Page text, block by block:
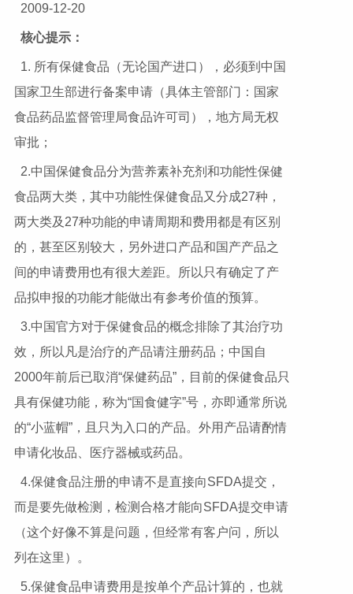
2009-12-20
核心提示：
1. 所有保健食品（无论国产进口），必须到中国
国家卫生部进行备案申请（具体主管部门：国家
食品药品监督管理局食品许可司），地方局无权
审批；
2.中国保健食品分为营养素补充剂和功能性保健
食品两大类，其中功能性保健食品又分成27种，
两大类及27种功能的申请周期和费用都是有区别
的，甚至区别较大，另外进口产品和国产产品之
间的申请费用也有很大差距。所以只有确定了产
品拟申报的功能才能做出有参考价值的预算。
3.中国官方对于保健食品的概念排除了其治疗功
效，所以凡是治疗的产品请注册药品；中国自
2000年前后已取消“保健药品”，目前的保健食品只
具有保健功能，称为“国食健字”号，亦即通常所说
的“小蓝帽”，且只为入口的产品。外用产品请酌情
申请化妆品、医疗器械或药品。
4.保健食品注册的申请不是直接向SFDA提交，
而是要先做检测，检测合格才能向SFDA提交申请
（这个好像不算是问题，但经常有客户问，所以
列在这里）。
5.保健食品申请费用是按单个产品计算的，也就